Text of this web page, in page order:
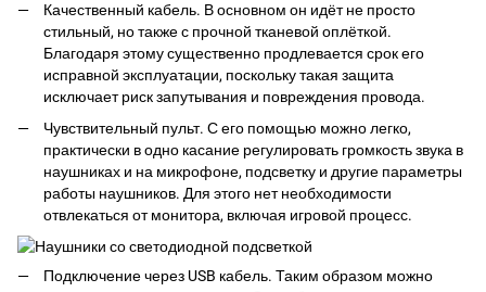
Качественный кабель. В основном он идёт не просто
стильный, но также с прочной тканевой оплёткой.
Благодаря этому существенно продлевается срок его
исправной эксплуатации, поскольку такая защита
исключает риск запутывания и повреждения провода.
Чувствительный пульт. С его помощью можно легко,
практически в одно касание регулировать громкость звука в
наушниках и на микрофоне, подсветку и другие параметры
работы наушников. Для этого нет необходимости
отвлекаться от монитора, включая игровой процесс.
Подключение через USB кабель. Таким образом можно